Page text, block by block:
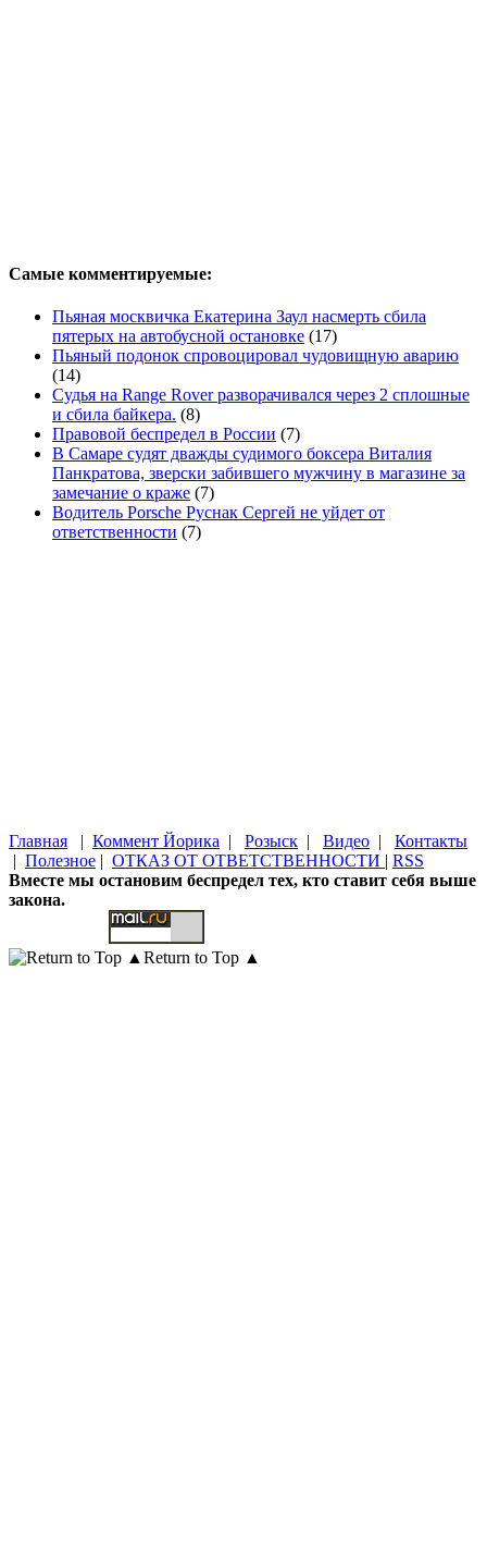
Самые комментируемые:
Пьяная москвичка Екатерина Заул насмерть сбила
пятерых на автобусной остановке (17)
Пьяный подонок спровоцировал чудовищную аварию
(14)
Судья на Range Rover разворачивался через 2 сплошные
и сбила байкера. (8)
Правовой беспредел в России (7)
В Самаре судят дважды судимого боксера Виталия
Панкратова, зверски забившего мужчину в магазине за
замечание о краже (7)
Водитель Porsche Руснак Сергей не уйдет от
ответственности (7)
Главная | Коммент Йорика | Розыск | Видео | Контакты
| Полезное | ОТКАЗ ОТ ОТВЕТСТВЕННОСТИ | RSS
Вместе мы остановим беспредел тех, кто ставит себя выше
закона.
Return to Top ▲